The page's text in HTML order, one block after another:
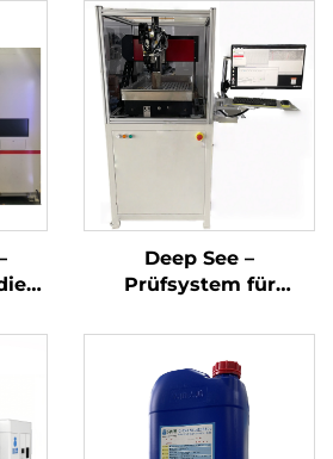
Deep See –
Prüfsystem für
Bohrungsinnenwänden